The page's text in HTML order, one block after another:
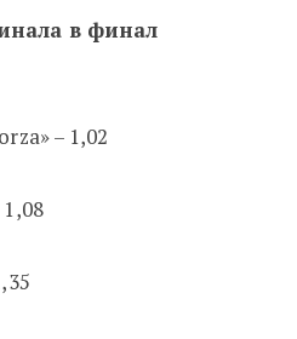
в финал
– 1,02